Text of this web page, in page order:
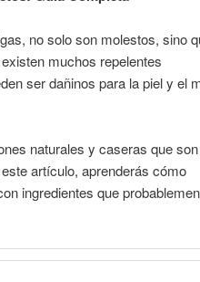
no solo son molestos, sino
muchos repelentes
ser dañinos para la piel y el
naturales y caseras que son
artículo, aprenderás cómo
ingredientes que